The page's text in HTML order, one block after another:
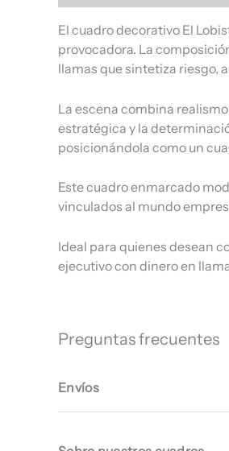
El cuadro decorativo El
provocadora. La
llamas que sintetiza riesgo,
La escena combina
estratégica y la
posicionándola como un
Este cuadro enmarcado
vinculados al mundo
Ideal para quienes desean
ejecutivo con dinero en
Preguntas frecuentes
Envíos